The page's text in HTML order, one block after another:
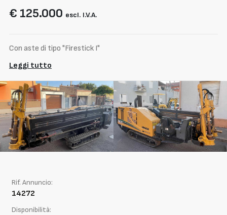
€ 125.000 escl. I.V.A.
Con aste di tipo "Firestick I"
Leggi tutto
Rif. Annuncio:
14272
Disponibilità: